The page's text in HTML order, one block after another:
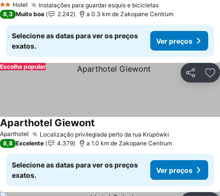
2 Estrelas
Hotel Instalações para guardar esquis e bicicletas
8,3 Muito boa 2.242 a 0.3 km de Zakopane Centrum
Selecione as datas para ver os preços
exatos.
Ver preços
Partilhar
Escolha popular
Aparthotel Localização privilegiada perto da rua Krupówki
Aparthotel Giewont
8,8 Excelente 4.379 a 1.0 km de Zakopane Centrum
Selecione as datas para ver os preços
exatos.
Ver preços